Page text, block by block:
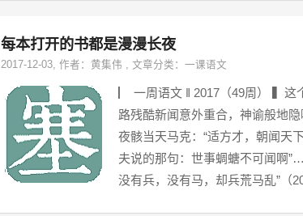
每本打开的书都是漫漫长夜
2017-12-03, 作者： 黄集伟 , 文章分类： 一课语文
▏ 一周语文 ‖ 2017（49周） ▍这
路残酷新闻意外重合，神谕般地
夜骸当天马克：“适方才，朝闻天
夫说的那句：世事蜩螗不可闻啊
没有兵，没有马，却兵荒马乱”（